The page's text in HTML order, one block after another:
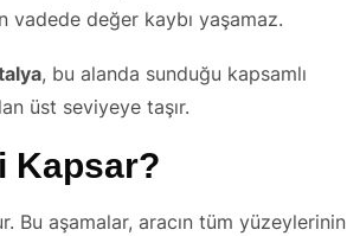
vadede değer kaybı yaşamaz.
, bu alanda sunduğu kapsamlı
üst seviyeye taşır.
Kapsar?
Bu aşamalar, aracın tüm yüzeylerinin